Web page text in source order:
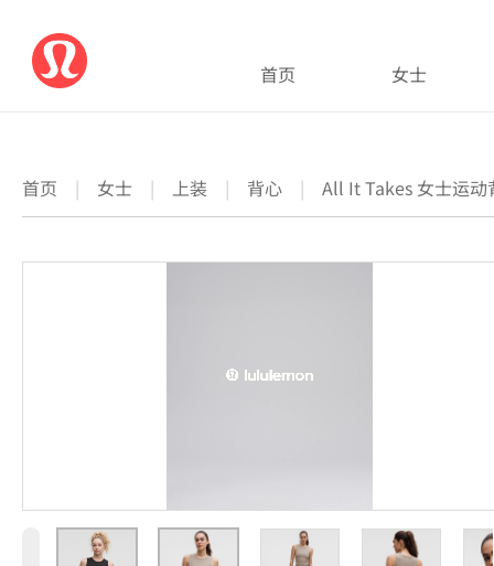
首页 女士
首页 | 女士 | 上装 | 背心 | All It Takes 女士运